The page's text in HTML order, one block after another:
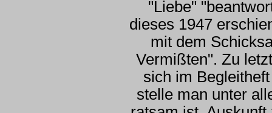
"Liebe"
dieses 1947
mit dem
Vermißten". Zu
sich im
stelle man unter